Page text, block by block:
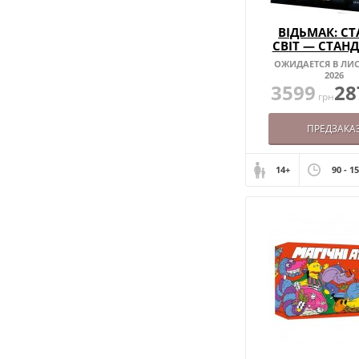
ВІДЬМАК:
СВІТ —
ВИДАННЯ
ОЖИДАЕТСЯ В
2026
3599 грн
14+ 90 -